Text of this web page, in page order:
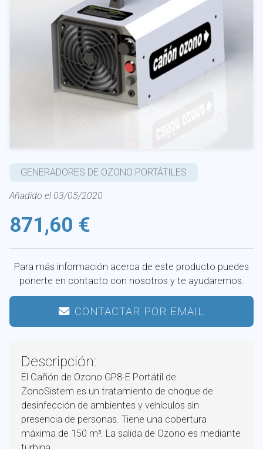
GENERADORES DE OZONO PORTÁTILES
Añadido el 03/05/2020
871,60 €
Para más información acerca de este producto puedes
ponerte en contacto con nosotros y te ayudaremos.
CONTACTAR POR EMAIL
Descripción:
El Cañón de Ozono GP8-E Portátil de
ZonoSistem es un tratamiento de choque de
desinfección de ambientes y vehículos sin
presencia de personas. Tiene una cobertura
máxima de 150 m³. La salida de Ozono es mediante